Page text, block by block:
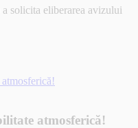
solicita eliberarea avizului
atmosferică!